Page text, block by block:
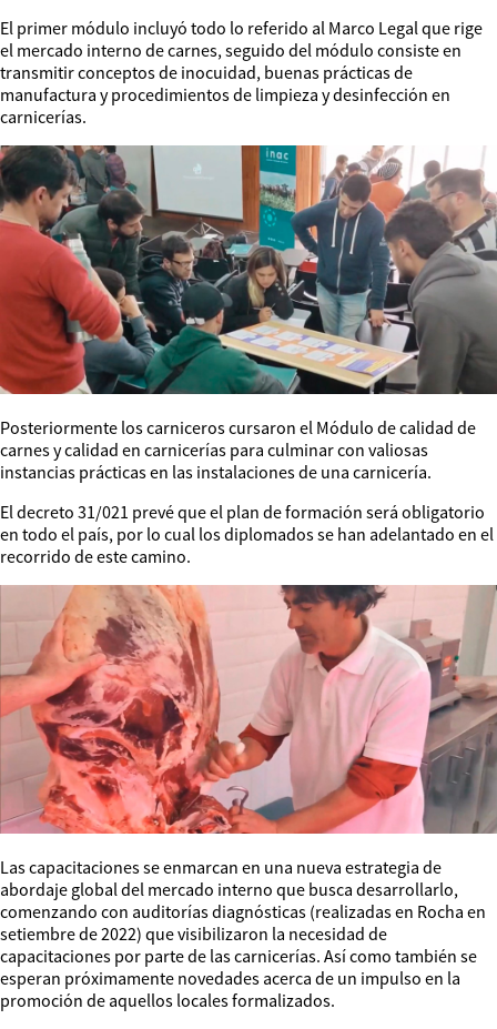
El primer módulo incluyó todo lo referido al Marco Legal que rige
el mercado interno de carnes, seguido del módulo consiste en
transmitir conceptos de inocuidad, buenas prácticas de
manufactura y procedimientos de limpieza y desinfección en
carnicerías.
Posteriormente los carniceros cursaron el Módulo de calidad de
carnes y calidad en carnicerías para culminar con valiosas
instancias prácticas en las instalaciones de una carnicería.
El decreto 31/021 prevé que el plan de formación será obligatorio
en todo el país, por lo cual los diplomados se han adelantado en el
recorrido de este camino.
Las capacitaciones se enmarcan en una nueva estrategia de
abordaje global del mercado interno que busca desarrollarlo,
comenzando con auditorías diagnósticas (realizadas en Rocha en
setiembre de 2022) que visibilizaron la necesidad de
capacitaciones por parte de las carnicerías. Así como también se
esperan próximamente novedades acerca de un impulso en la
promoción de aquellos locales formalizados.